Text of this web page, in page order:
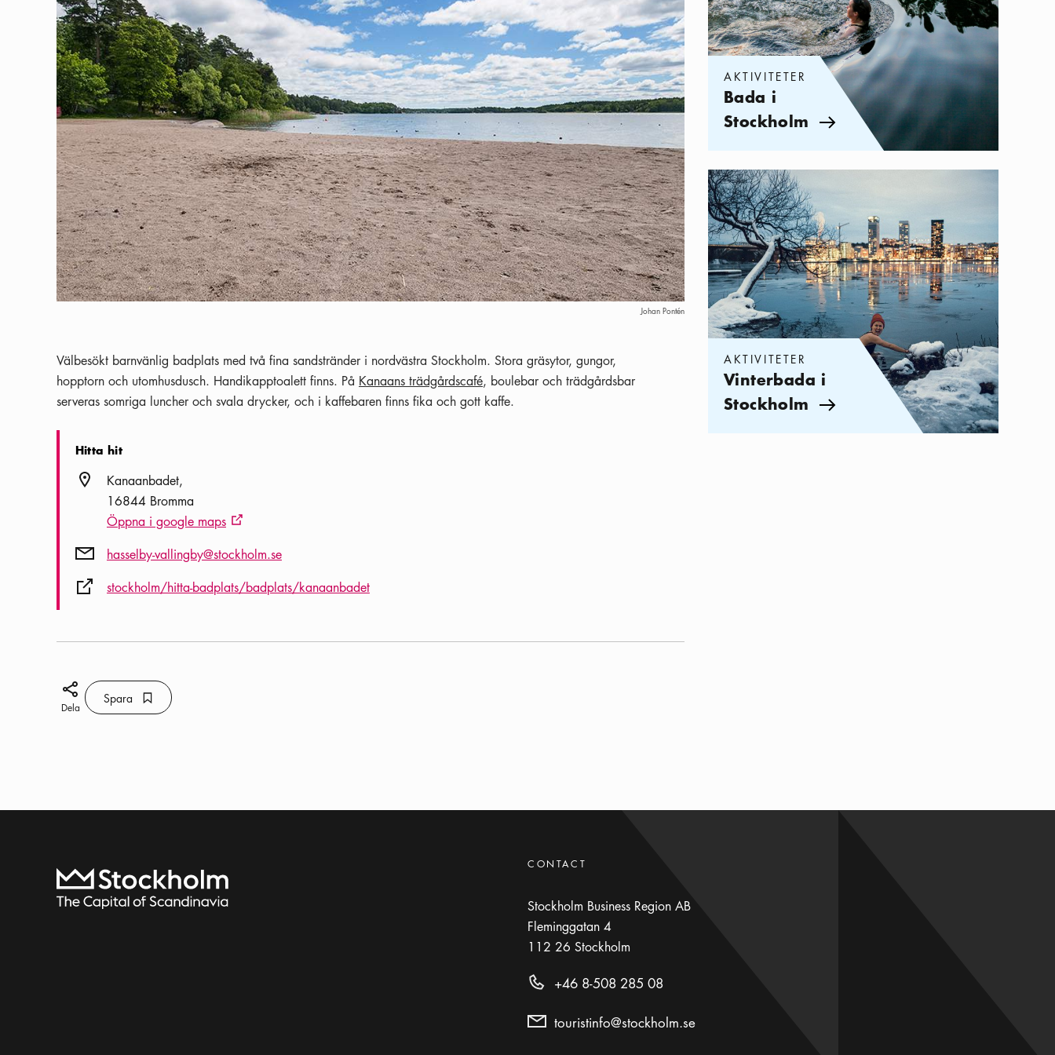
Johan Pontén
Välbesökt barnvänlig badplats med två fina sandstränder i nordvästra Stockholm. Stora gräsytor, gungor,
hopptorn och utomhusdusch. Handikapptoalett finns. På Kanaans trädgårdscafé, boulebar och trädgårdsbar
serveras somriga luncher och svala drycker, och i kaffebaren finns fika och gott kaffe.
Hitta hit
Plats ikonKanaanbadet
16844 Bromma
Öppna i google maps Extern ikon
Post ikonhasselby-vallingby@stockholm.se
Extern ikonstockholm/hitta-badplats/badplats/kanaanbadet
Dela ikon
Dela
Spara Bokmärke ikon
Spara
AKTIVITETER
Bada i
Stockholm Pil ikon
Kategorier:Aktiviteter
AKTIVITETER
Vinterbada i
Stockholm Pil ikon
Till startsidan CONTACT
Stockholm Business Region AB
Fleminggatan 4
112 26 Stockholm
+46 8-508 285 08
touristinfo@stockholm.se